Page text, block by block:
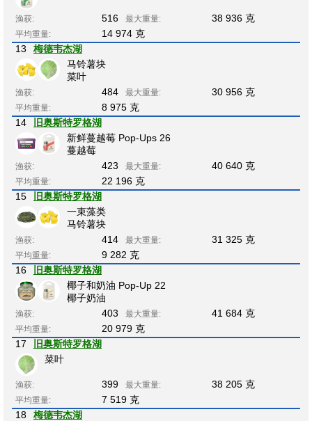
渔获: 516 最大重量: 38 936 克
平均重量:
14 974 克
13
梅德韦杰湖
马铃薯块
菜叶
渔获: 484 最大重量: 30 956 克
平均重量:
8 975 克
14
旧奥斯特罗格湖
新鲜蔓越莓 Pop-Ups 26
蔓越莓
渔获: 423 最大重量: 40 640 克
平均重量:
22 196 克
15
旧奥斯特罗格湖
一束藻类
马铃薯块
渔获: 414 最大重量: 31 325 克
平均重量:
9 282 克
16
旧奥斯特罗格湖
椰子和奶油 Pop-Up 22
椰子奶油
渔获: 403 最大重量: 41 684 克
平均重量:
20 979 克
17
旧奥斯特罗格湖
菜叶
渔获: 399 最大重量: 38 205 克
平均重量:
7 519 克
18
梅德韦杰湖